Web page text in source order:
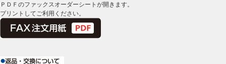
ＰＤＦのファックスオーダーシートが開きます。
プリントしてご利用ください。